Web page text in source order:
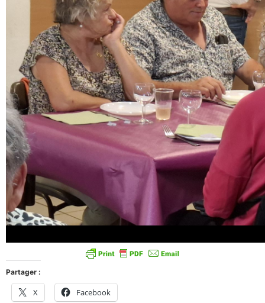
Partager :
X Facebook